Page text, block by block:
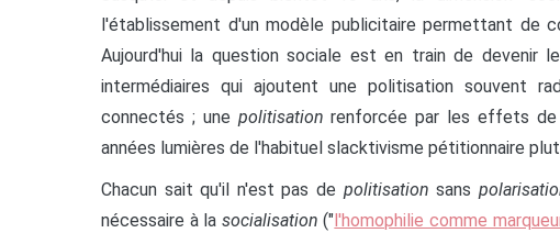
l'établissement d'un modèle publicitaire permettant de
Aujourd'hui la question sociale est en train de devenir
intermédiaires qui ajoutent une politisation souvent
connectés ; une politisation renforcée par les effets de
années lumières de l'habituel slacktivisme pétitionnaire
Chacun sait qu'il n'est pas de politisation sans
nécessaire à la socialisation ("l'homophilie comme